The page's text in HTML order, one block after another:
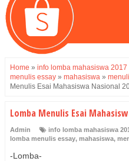
Home » info lomba mahasiswa 2017
menulis essay » mahasiswa »
Menulis Esai Mahasiswa Nasional
Lomba Menulis Esai
Admin info lomba mahasiswa
lomba menulis essay, mahasiswa,
-Lomba-